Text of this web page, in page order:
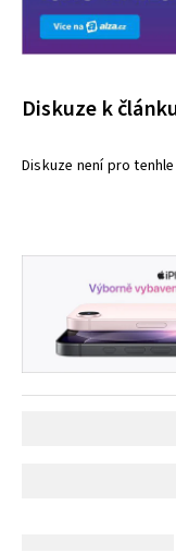
Diskuze k
Diskuze není pro